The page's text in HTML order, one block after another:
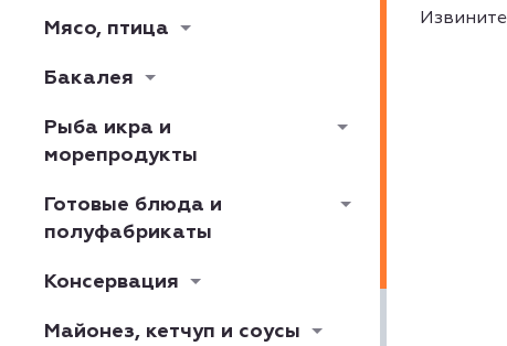
Мясо, птица
Бакалея
Рыба икра и
морепродукты
Готовые блюда и
полуфабрикаты
Консервация
Майонез, кетчуп и соусы